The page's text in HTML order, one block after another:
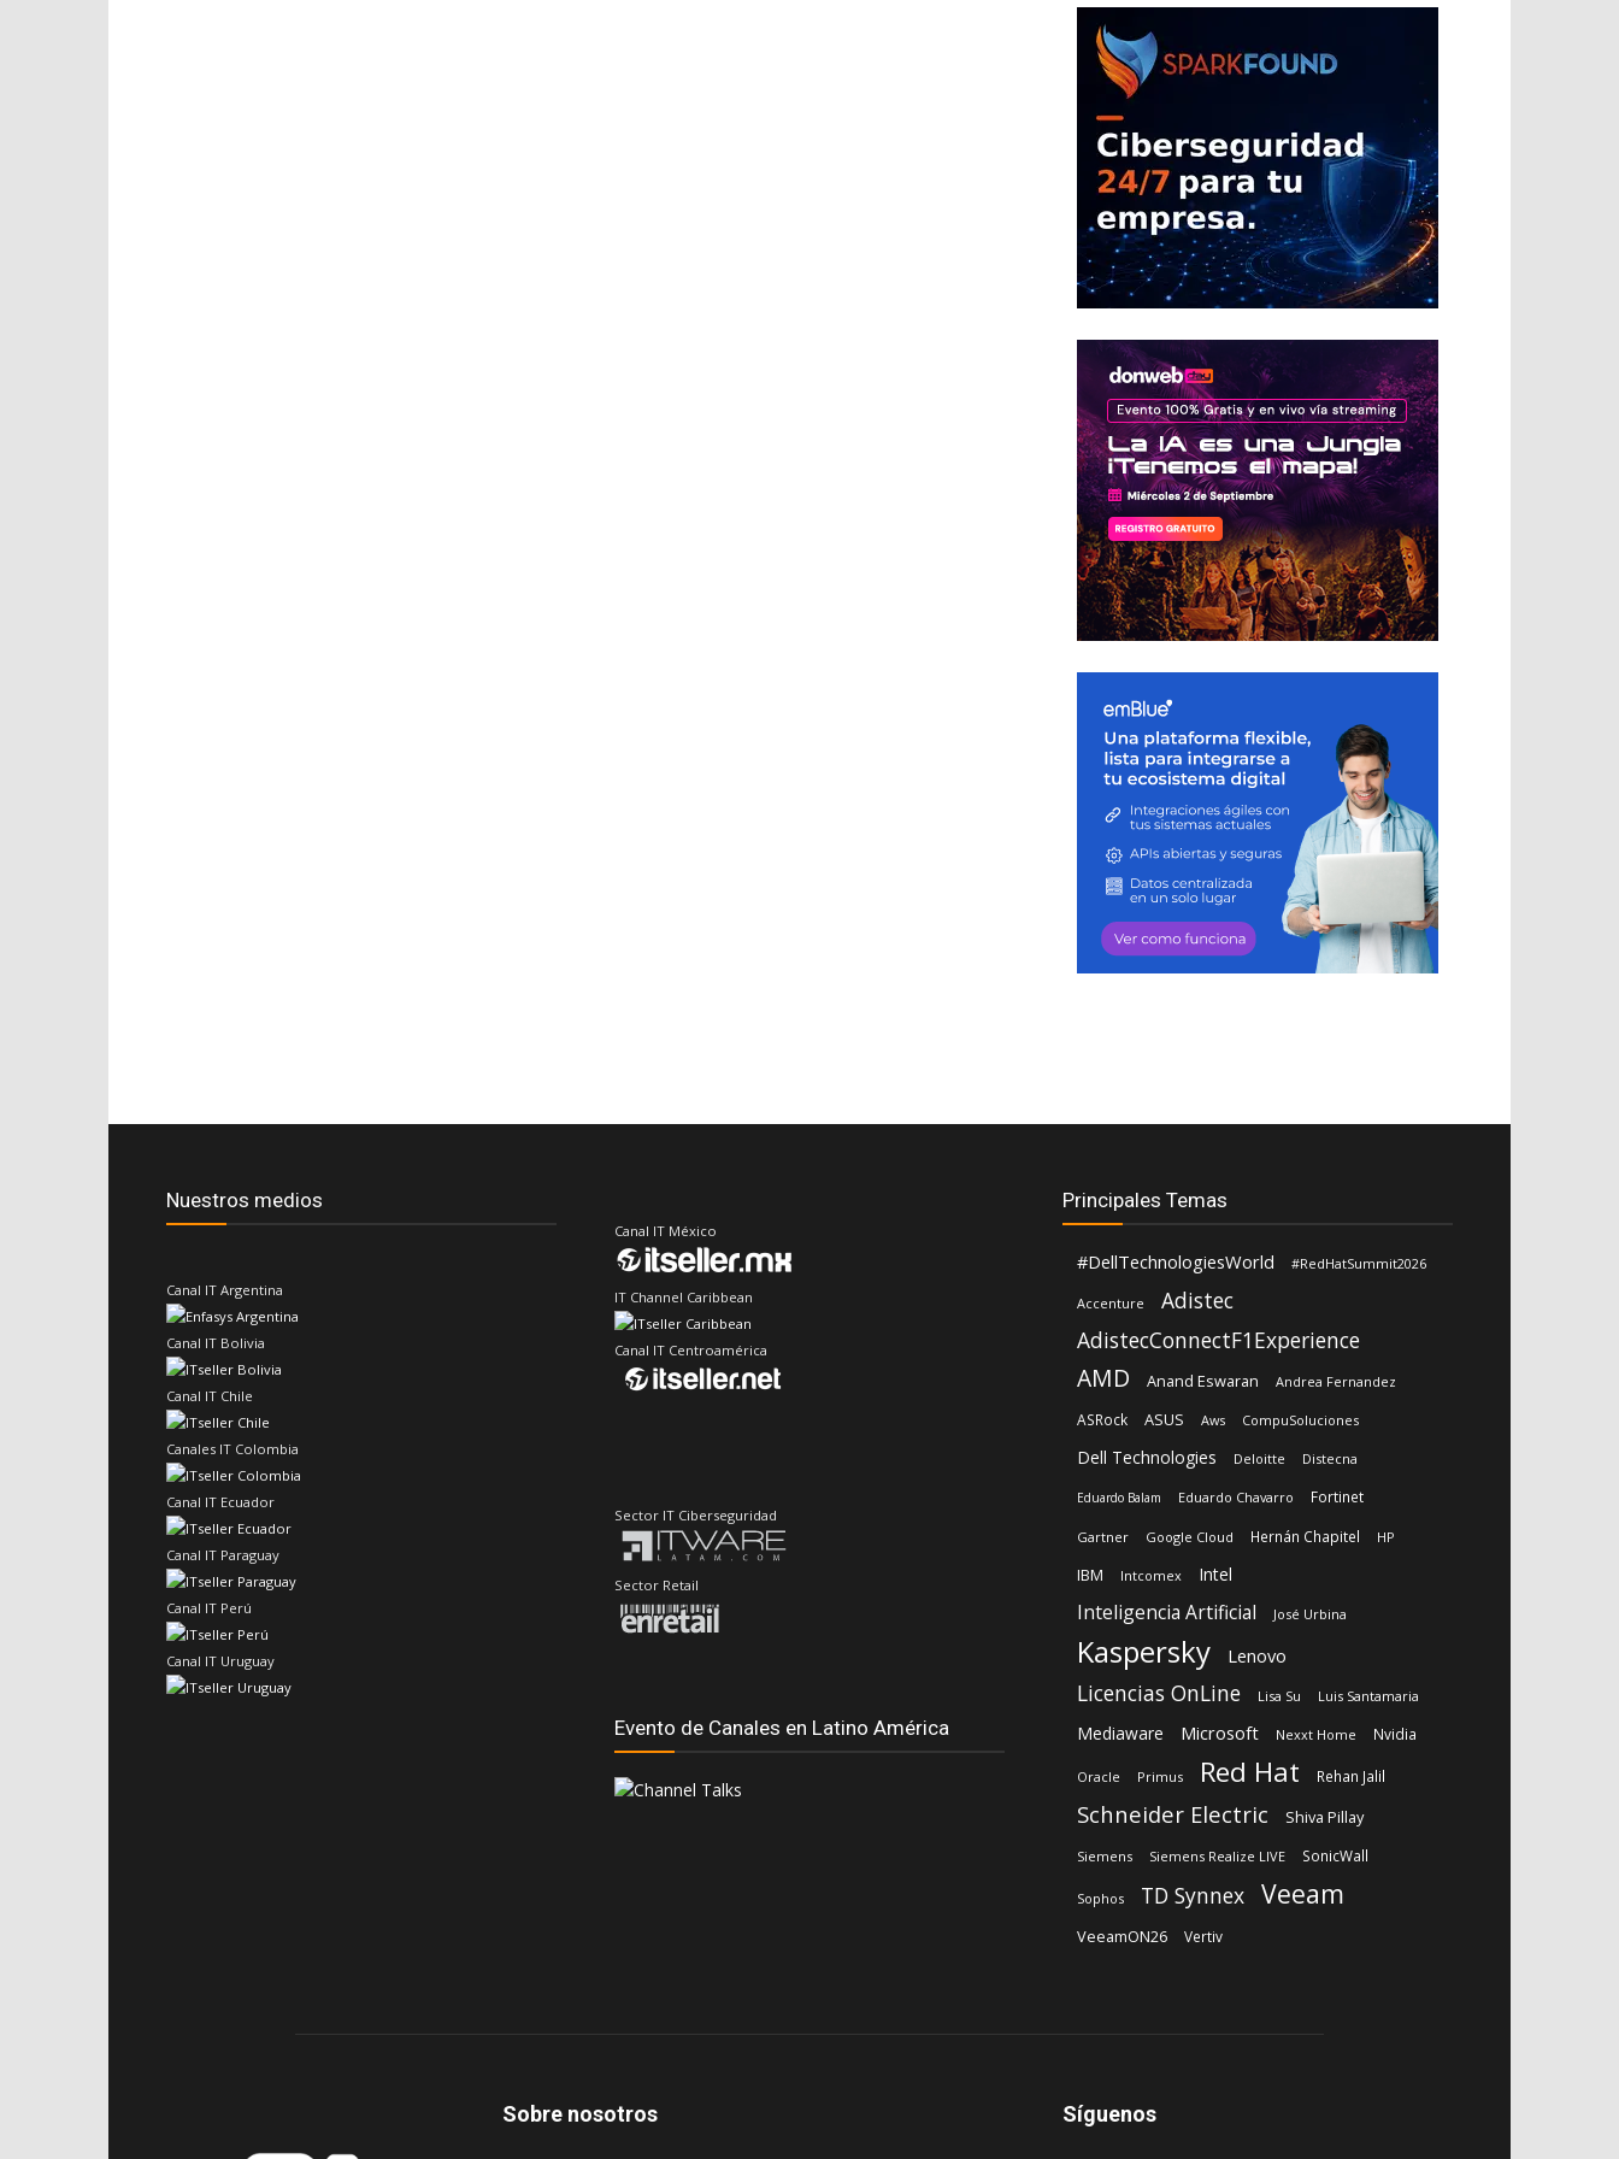
Nuestros medios
Canal IT Argentina
Canal IT Bolivia
Canal IT Chile
Canales IT Colombia
Canal IT Ecuador
Canal IT Paraguay
Canal IT Perú
Canal IT Uruguay
Canal IT México
IT Channel Caribbean
Canal IT Centroamérica
Sector IT Ciberseguridad
Sector Retail
Evento de Canales en Latino América
Principales Temas
#DellTechnologiesWorld #RedHatSummit2026
Accenture
Adistec
AdistecConnectF1Experience
AMD Anand Eswaran Andrea Fernandez
ASRock ASUS Aws CompuSoluciones
Dell Technologies Deloitte Distecna
Eduardo Balam Eduardo Chavarro Fortinet
Gartner Google Cloud Hernán Chapitel HP
IBM Intcomex Intel
Inteligencia Artificial José Urbina
Kaspersky Lenovo
Licencias OnLine Lisa Su Luis Santamaria
Mediaware Microsoft Nexxt Home Nvidia
Oracle Primus Red Hat Rehan Jalil
Schneider Electric Shiva Pillay
Siemens Siemens Realize LIVE SonicWall
Sophos TD Synnex Veeam
VeeamON26 Vertiv
Sobre nosotros Síguenos